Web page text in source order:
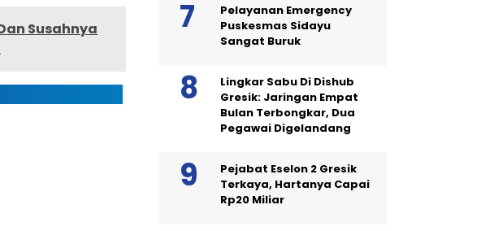
Susahnya
Pelayanan Emergency
Puskesmas Sidayu
Sangat Buruk
Lingkar Sabu Di Dishub
Gresik: Jaringan Empat
Bulan Terbongkar, Dua
Pegawai Digelandang
Pejabat Eselon 2 Gresik
Terkaya, Hartanya Capai
Rp20 Miliar